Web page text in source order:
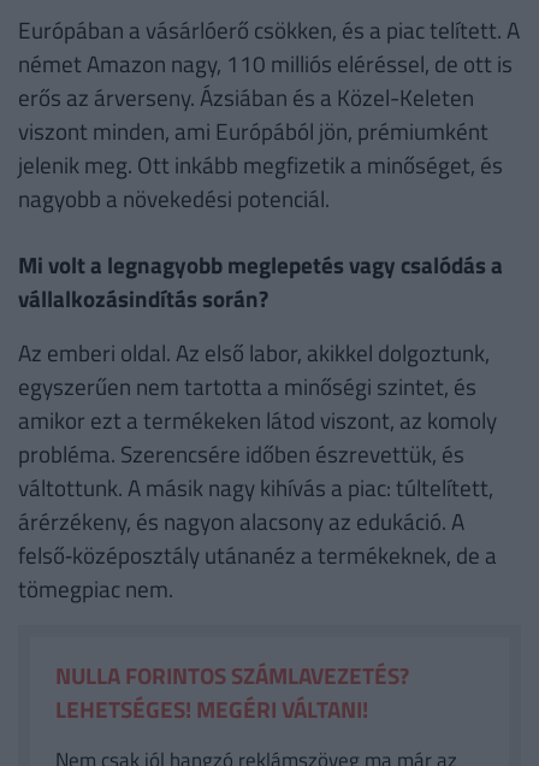
Európában a vásárlóerő csökken, és a piac telített. A
német Amazon nagy, 110 milliós eléréssel, de ott is
erős az árverseny. Ázsiában és a Közel-Keleten
viszont minden, ami Európából jön, prémiumként
jelenik meg. Ott inkább megfizetik a minőséget, és
nagyobb a növekedési potenciál.
Mi volt a legnagyobb meglepetés vagy csalódás a
vállalkozásindítás során?
Az emberi oldal. Az első labor, akikkel dolgoztunk,
egyszerűen nem tartotta a minőségi szintet, és
amikor ezt a termékeken látod viszont, az komoly
probléma. Szerencsére időben észrevettük, és
váltottunk. A másik nagy kihívás a piac: túltelített,
árérzékeny, és nagyon alacsony az edukáció. A
felső‑középosztály utánanéz a termékeknek, de a
tömegpiac nem.
NULLA FORINTOS SZÁMLAVEZETÉS?
LEHETSÉGES! MEGÉRI VÁLTANI!
Nem csak jól hangzó reklámszöveg ma már az